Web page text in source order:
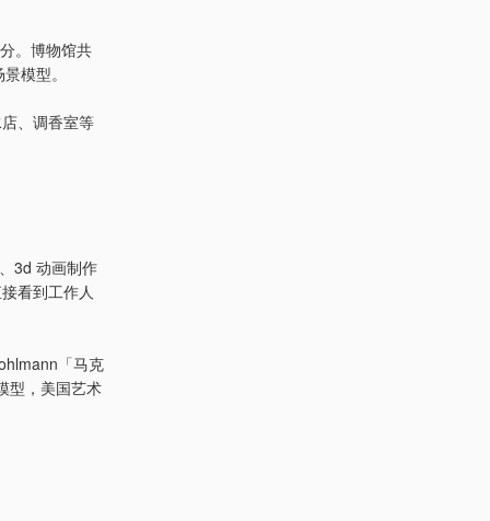
。博物馆共
模型。
、调香室等
3d 动画制作
看到工作人
「马克
型，美国艺术